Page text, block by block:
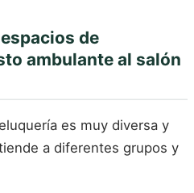
de
ambulante al salón
es muy diversa y
a diferentes grupos y